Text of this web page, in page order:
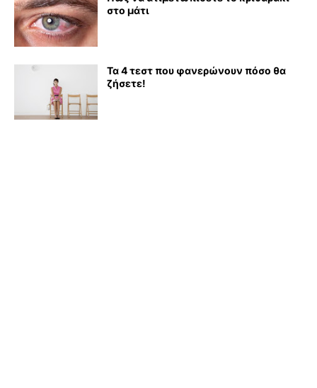
στο μάτι
Τα 4 τεστ που φανερώνουν πόσο θα
ζήσετε!